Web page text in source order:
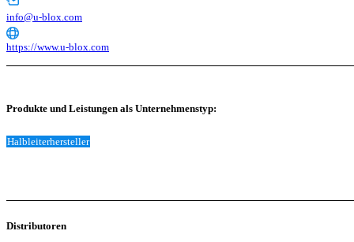
info@u-blox.com
https://www.u-blox.com
Produkte und Leistungen als Unternehmenstyp:
Halbleiterhersteller
Distributoren